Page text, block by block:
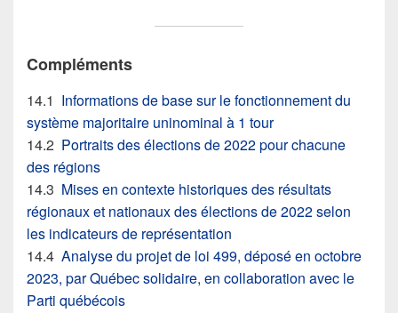
Compléments
14.1 Informations de base sur le fonctionnement du
système majoritaire uninominal à 1 tour
14.2 Portraits des élections de 2022 pour chacune
des régions
14.3 Mises en contexte historiques des résultats
régionaux et nationaux des élections de 2022 selon
les indicateurs de représentation
14.4 Analyse du projet de loi 499, déposé en octobre
2023, par Québec solidaire, en collaboration avec le
Parti québécois